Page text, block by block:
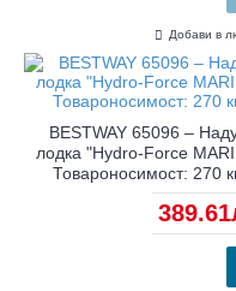
Добави в
BESTWAY 65096 –
лодка "Hydro-Force
Товароносимост: 270